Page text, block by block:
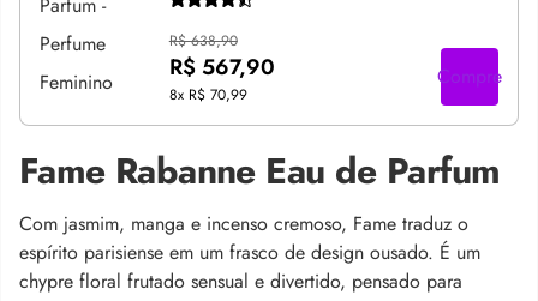
R$ 638,90
R$ 567,90
8x R$ 70,99
Compre
Fame Rabanne Eau de Parfum
Com jasmim, manga e incenso cremoso, Fame traduz o
espírito parisiense em um frasco de design ousado. É um
chypre floral frutado sensual e divertido, pensado para